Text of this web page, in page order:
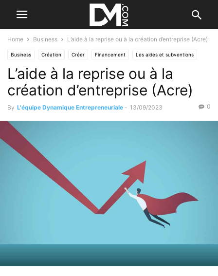
Home Business L’aide à la reprise ou à la création d’entreprise (Acre)
Business Création Créer Financement Les aides et subventions
L’aide à la reprise ou à la
création d’entreprise (Acre)
By L'équipe Dynamique Entrepreneuriale - 13/09/2023 0